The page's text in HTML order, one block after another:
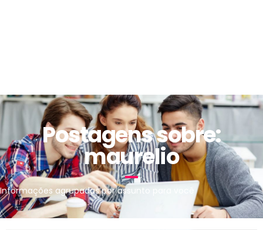
Postagens sobre:
maurelio
Informações agrupadas por assunto para você